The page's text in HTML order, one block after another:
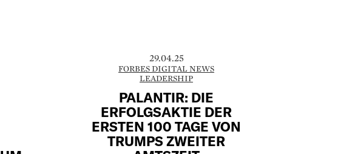
29.04.25
FORBES DIGITAL NEWS
LEADERSHIP
PALANTIR: DIE
ERFOLGSAKTIE DER
ERSTEN 100 TAGE VON
TRUMPS ZWEITER